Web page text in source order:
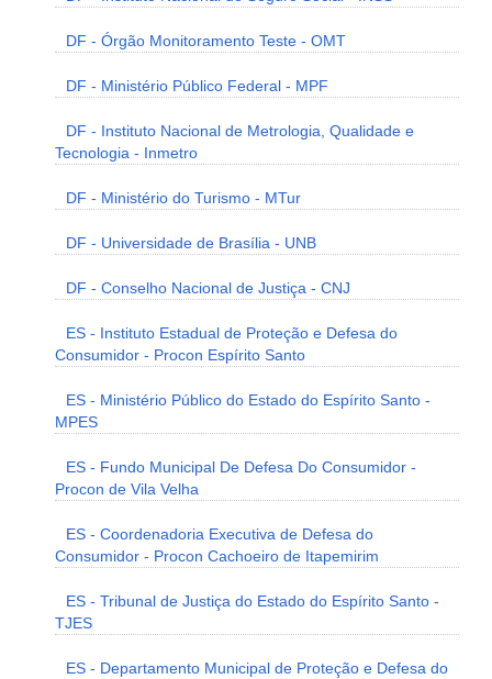
DF - Órgão Monitoramento Teste - OMT
DF - Ministério Público Federal - MPF
DF - Instituto Nacional de Metrologia, Qualidade e
Tecnologia - Inmetro
DF - Ministério do Turismo - MTur
DF - Universidade de Brasília - UNB
DF - Conselho Nacional de Justiça - CNJ
ES - Instituto Estadual de Proteção e Defesa do
Consumidor - Procon Espírito Santo
ES - Ministério Público do Estado do Espírito Santo -
MPES
ES - Fundo Municipal De Defesa Do Consumidor -
Procon de Vila Velha
ES - Coordenadoria Executiva de Defesa do
Consumidor - Procon Cachoeiro de Itapemirim
ES - Tribunal de Justiça do Estado do Espírito Santo -
TJES
ES - Departamento Municipal de Proteção e Defesa do